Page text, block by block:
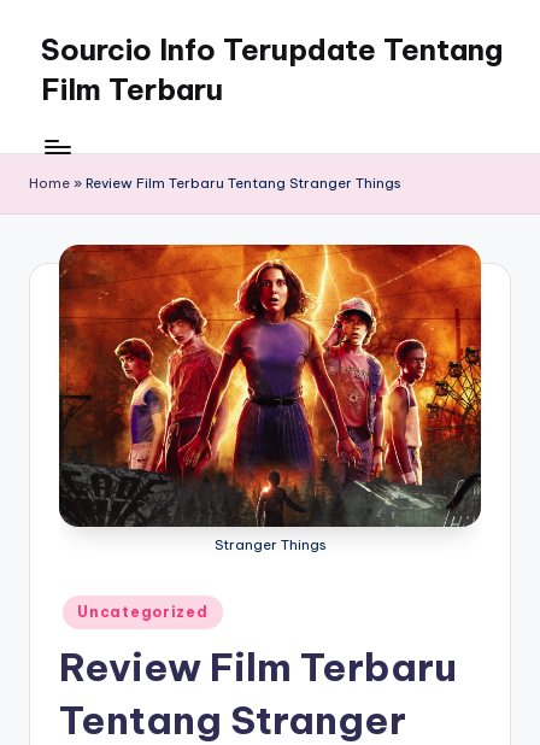
content
Sourcio Info Terupdate Tentang
Film Terbaru
Home » Review Film Terbaru Tentang Stranger Things
Stranger Things
Posted
in
Uncategorized
Review Film Terbaru
Tentang Stranger